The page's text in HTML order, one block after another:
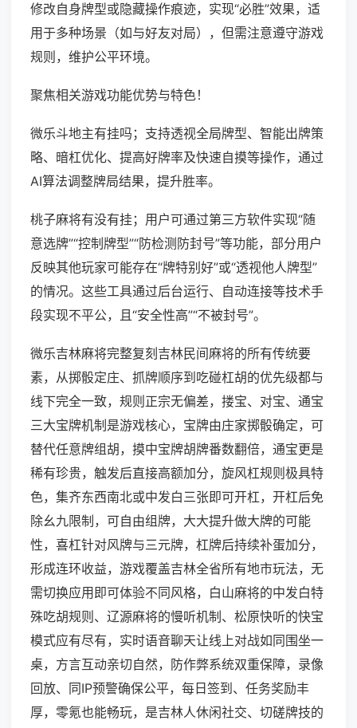
修改自身牌型或隐藏操作痕迹，实现“必胜”效果，适
用于多种场景（如与好友对局），但需注意遵守游戏
规则，维护公平环境。
聚焦相关游戏功能优势与特色！
微乐斗地主有挂吗；支持透视全局牌型、智能出牌策
略、暗杠优化、提高好牌率及快速自摸等操作，通过
AI算法调整牌局结果，提升胜率。
桃子麻将有没有挂；用户可通过第三方软件实现“随
意选牌”“控制牌型”“防检测防封号”等功能，部分用户
反映其他玩家可能存在“牌特别好”或“透视他人牌型”
的情况。这些工具通过后台运行、自动连接等技术手
段实现不平公，且“安全性高”“不被封号”。
微乐吉林麻将完整复刻吉林民间麻将的所有传统要
素，从掷骰定庄、抓牌顺序到吃碰杠胡的优先级都与
线下完全一致，规则正宗无偏差，搂宝、对宝、通宝
三大宝牌机制是游戏核心，宝牌由庄家掷骰确定，可
替代任意牌组胡，摸中宝牌胡牌番数翻倍，通宝更是
稀有珍贵，触发后直接高额加分，旋风杠规则极具特
色，集齐东西南北或中发白三张即可开杠，开杠后免
除幺九限制，可自由组牌，大大提升做大牌的可能
性，喜杠针对风牌与三元牌，杠牌后持续补蛋加分，
形成连环收益，游戏覆盖吉林全省所有地市玩法，无
需切换应用即可体验不同风格，白山麻将的中发白特
殊吃胡规则、辽源麻将的慢听机制、松原快听的快宝
模式应有尽有，实时语音聊天让线上对战如同围坐一
桌，方言互动亲切自然，防作弊系统双重保障，录像
回放、同IP预警确保公平，每日签到、任务奖励丰
厚，零氪也能畅玩，是吉林人休闲社交、切磋牌技的